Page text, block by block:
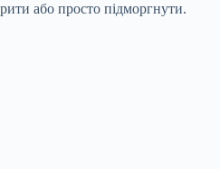
або просто підморгнути.